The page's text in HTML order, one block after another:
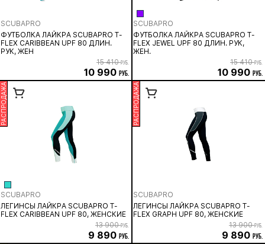
SCUBAPRO
ФУТБОЛКА ЛАЙКРА SCUBAPRO T-
FLEX CARIBBEAN UPF 80 ДЛИН.
РУК, ЖЕН
15 410руб.
10 990 руб.
SCUBAPRO
ФУТБОЛКА ЛАЙКРА SCUBAPRO T-
FLEX JEWEL UPF 80 ДЛИН. РУК,
ЖЕН.
15 410руб.
10 990 руб.
РАСПРОДАЖА
SCUBAPRO
ЛЕГИНСЫ ЛАЙКРА SCUBAPRO T-
FLEX CARIBBEAN UPF 80, ЖЕНСКИЕ
13 900руб.
9 890 руб.
РАСПРОДАЖА
SCUBAPRO
ЛЕГИНСЫ ЛАЙКРА SCUBAPRO T-
FLEX GRAPH UPF 80, ЖЕНСКИЕ
13 900руб.
9 890 руб.